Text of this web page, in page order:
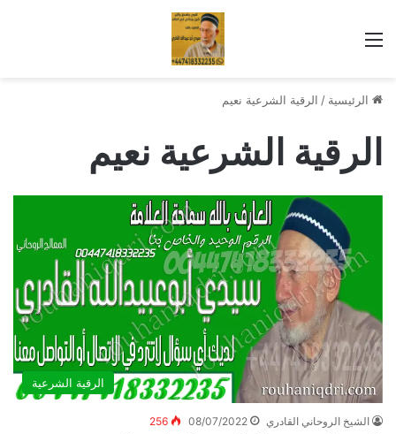
القائمة
الرئيسية / الرقية الشرعية نعيم
الرقية الشرعية نعيم
الرقية الشرعية
الشيخ الروحاني القادري 08/07/2022
256